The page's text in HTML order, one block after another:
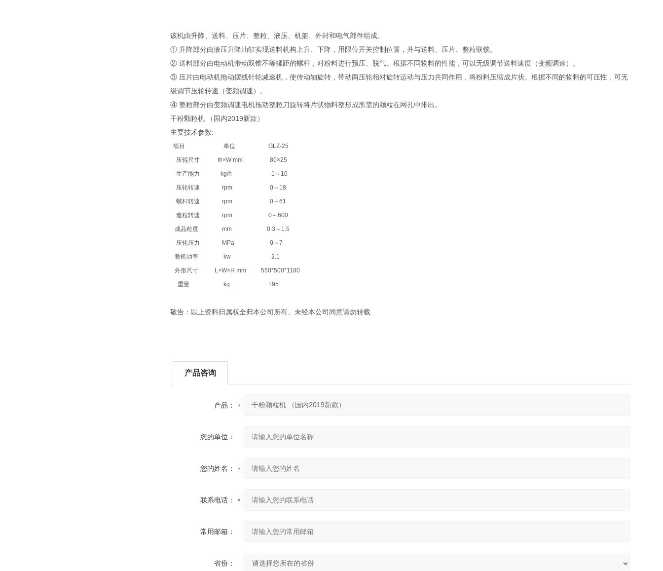
该机由升降、送料、压片、整粒、液压、机架、外封和电气部件组成。
① 升降部分由液压升降油缸实现送料机构上升、下降，用限位开关控制位置，并与送料、压片、整粒联锁。
② 送料部分由电动机带动双锥不等螺距的螺杆，对粉料进行预压、脱气。根据不同物料的性能，可以无级调节送料速度（变频调速）。
③ 压片由电动机拖动摆线针轮减速机，使传动轴旋转，带动两压轮相对旋转运动与压力共同作用，将粉料压缩成片状。根据不同的物料的可压性，可无
级调节压轮转速（变频调速）。
④ 整粒部分由变频调速电机拖动整粒刀旋转将片状物料整形成所需的颗粒在网孔中排出。
干粉颗粒机 （国内2019新款）
主要技术参数:
项目 单位
GLZ-25
压辊尺寸
Φ×W mm
80×25
生产能力
kg/h
1～10
压轮转速
rpm
0～18
螺杆转速
rpm
0～61
造粒转速
rpm
0～600
成品粒度
mm
0.3～1.5
压轮压力
MPa
0～7
整机功率
kw
2.1
外形尺寸
L×W×H mm 550*500*1180
重量
kg 195
敬告：以上资料归属权全归本公司所有、未经本公司同意请勿转载
产品咨询
产品：
您的单位：
您的姓名：
联系电话：
常用邮箱：
省份：